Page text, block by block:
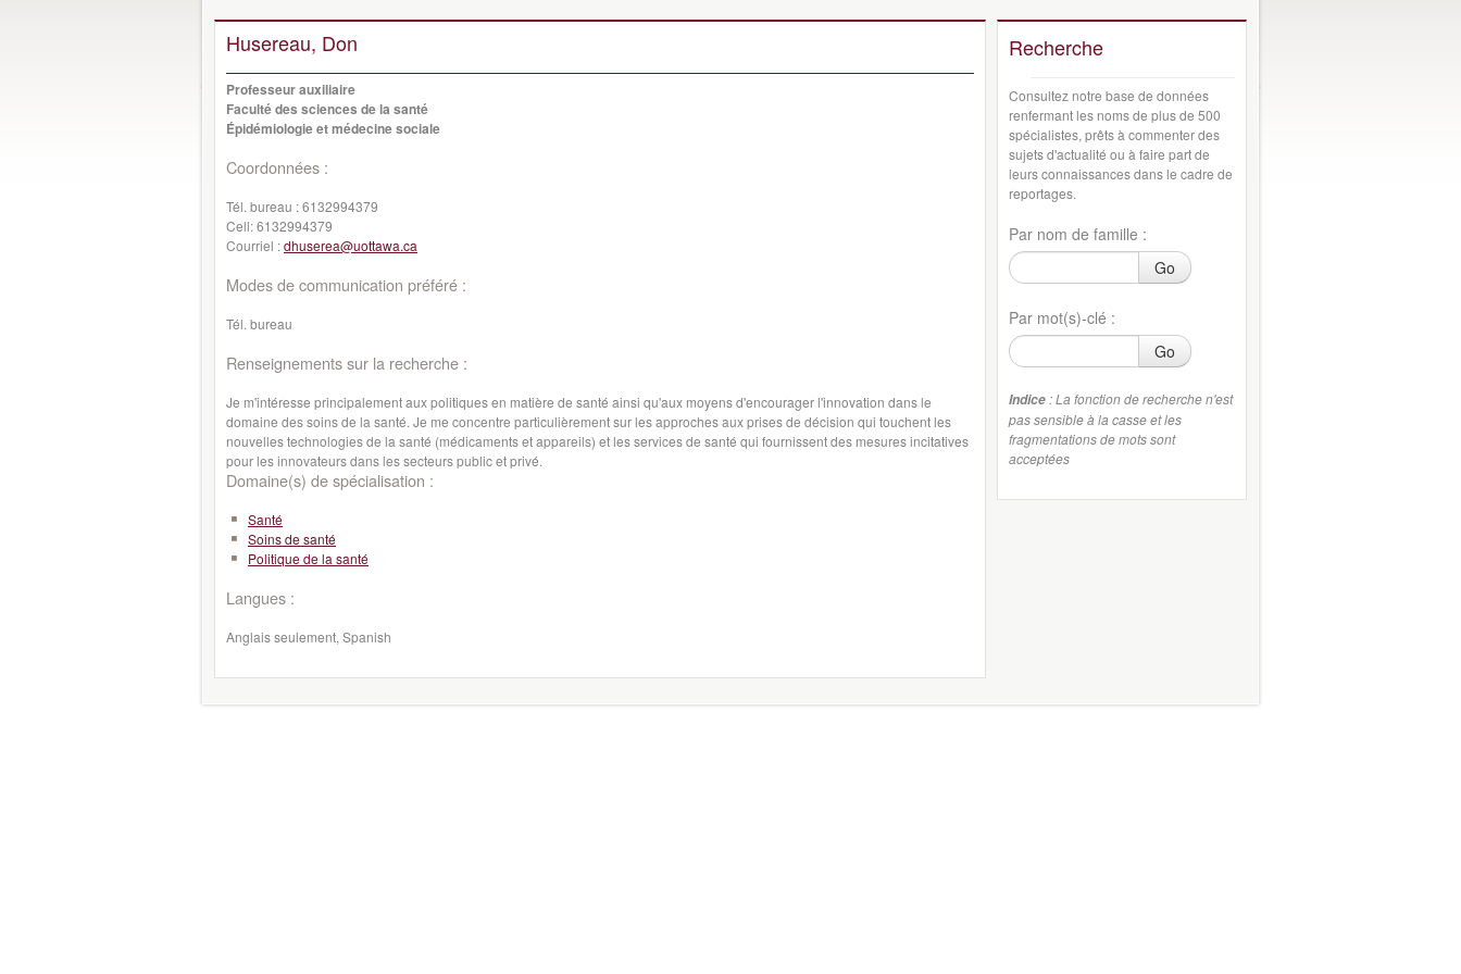
Husereau, Don
Professeur auxiliaire
Faculté des sciences de la santé
Épidémiologie et médecine sociale
Coordonnées :
Tél. bureau :6132994379
Cell:6132994379
Courriel :dhuserea@uottawa.ca
Modes de communication préféré :
Tél. bureau
Renseignements sur la recherche :
Je m'intéresse principalement aux politiques en matière de santé ainsi qu'aux moyens d'encourager l'innovation dans le
domaine des soins de la santé. Je me concentre particulièrement sur les approches aux prises de décision qui touchent les
nouvelles technologies de la santé (médicaments et appareils) et les services de santé qui fournissent des mesures incitatives
pour les innovateurs dans les secteurs public et privé.
Domaine(s) de spécialisation :
Santé
Soins de santé
Politique de la santé
Langues :
Anglais seulement, Spanish
Recherche
Consultez notre base de données
renfermant les noms de plus de 500
spécialistes, prêts à commenter des
sujets d'actualité ou à faire part de
leurs connaissances dans le cadre de
reportages.
Par nom de famille :
Go
Par mot(s)-clé :
Go
Indice : La fonction de recherche n'est
pas sensible à la casse et les
fragmentations de mots sont
acceptées